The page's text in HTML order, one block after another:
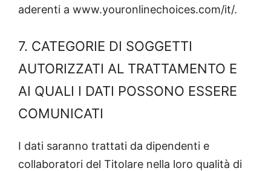
aderenti a www.youronlinechoices.com/it/.
7. CATEGORIE DI SOGGETTI
AUTORIZZATI AL TRATTAMENTO E
AI QUALI I DATI POSSONO ESSERE
COMUNICATI
I dati saranno trattati da dipendenti e
collaboratori del Titolare nella loro qualità di